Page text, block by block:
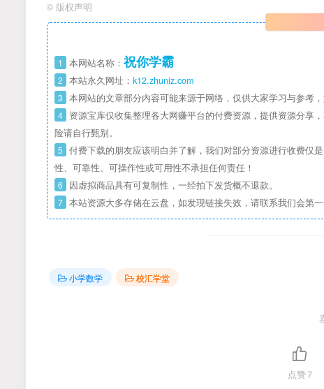
© 版权声明
1 本网站名称： 祝你学霸
2 本站永久网址： k12.zhuniz.com
3 本网站的文章部分内容可能来源于网络，仅供大家学习与参考
4 资源宝库仅收集整理各大网赚平台的付费资源，提供资源分享
险请自行甄别。
5 付费下载的朋友应该明白并了解，我们对部分资源进行收费仅
性、可靠性、可操作性或可用性不承担任何责任！
6 因虚拟商品具有可复制性，一经拍下发货概不退款。
7 本站资源大多存储在云盘，如发现链接失效，请联系我们会第一
小学数学 校汇学堂
点赞7